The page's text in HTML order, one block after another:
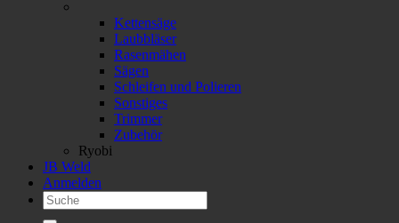
Kettensäge
Laubbläser
Rasenmähen
Sägen
Schleifen und Polieren
Sonstiges
Trimmer
Zubehör
Ryobi
JB Weld
Anmelden
Suchen
nach: